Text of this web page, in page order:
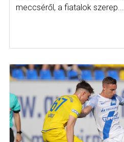
meccséről, a fiatalok szerep...